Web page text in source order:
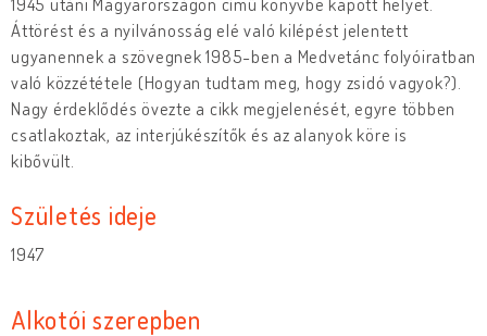
Áttörést és a nyilvánosság elé való kilépést jelentett
ugyanennek a szövegnek 1985-ben a Medvetánc folyóiratban
való közzététele (Hogyan tudtam meg, hogy zsidó vagyok?).
Nagy érdeklődés övezte a cikk megjelenését, egyre többen
csatlakoztak, az interjúkészítők és az alanyok köre is
kibővült.
Születés ideje
1947
Alkotói szerepben